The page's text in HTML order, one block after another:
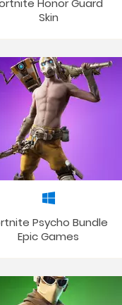
Honor Guard
Skin
Psycho Bundle
Epic Games